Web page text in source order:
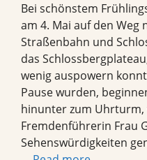
Bei schönstem
am 4. Mai auf den Weg
Straßenbahn und
das
wenig auspowern
Pause wurden,
hinunter zum
Fremdenführerin Frau
Sehenswürdigkeiten